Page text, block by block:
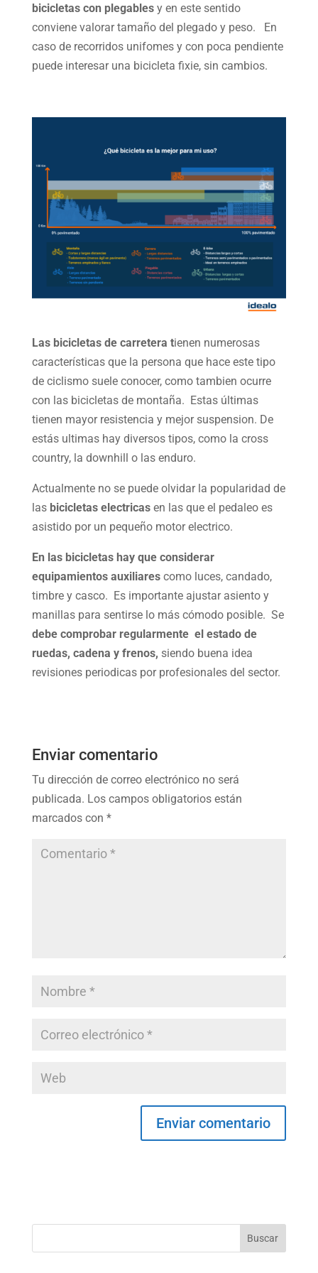
bicicletas con plegablesy en este sentido
conviene valorar tamaño del plegado y peso. En
caso de recorridos unifomes y con poca pendiente
puede interesar una bicicleta fixie, sin cambios.
Las bicicletas de carretera tienen numerosas
características que la persona que hace este tipo
de ciclismo suele conocer, como tambien ocurre
con las bicicletas de montaña. Estas últimas
tienen mayor resistencia y mejor suspension. De
estás ultimas hay diversos tipos, como la cross
country, la downhill o las enduro.
Actualmente no se puede olvidar la popularidad de
las bicicletas electricasen las que el pedaleo es
asistido por un pequeño motor electrico.
En las bicicletas hay que considerar
equipamientos auxiliarescomo luces, candado,
timbre y casco. Es importante ajustar asiento y
manillas para sentirse lo más cómodo posible. Se
debe comprobar regularmente el estado de
ruedas, cadena y frenos, siendo buena idea
revisiones periodicas por profesionales del sector.
Enviar comentario
Tu dirección de correo electrónico no será
publicada. Los campos obligatorios están
marcados con *